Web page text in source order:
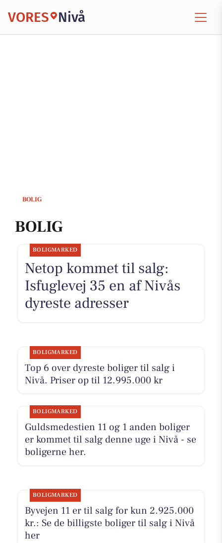
VORES Nivå
BOLIG
BOLIG
BOLIGMARKED
Netop kommet til salg:
Isfuglevej 35 en af Nivås
dyreste adresser
BOLIGMARKED
Top 6 over dyreste boliger til salg i
Nivå. Priser op til 12.995.000 kr
BOLIGMARKED
Guldsmedestien 11 og 1 anden boliger
er kommet til salg denne uge i Nivå - se
boligerne her.
BOLIGMARKED
Byvejen 11 er til salg for kun 2.925.000
kr.: Se de billigste boliger til salg i Nivå
her